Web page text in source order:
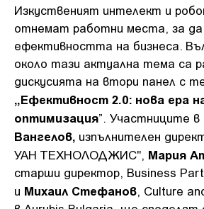
Изкуственият интелект и
отнемат работни места, за
ефективността на бизнеса.
около тази актуална тема са
дискусията на втори панел с
„Ефективност 2.0: нова ера
оптимизация”. Участниците в
Вангелов, изпълнителен
УАН ТЕХНОЛОДЖИС", Мария
старши директор, Business
и Михаил Стефанов, Culture